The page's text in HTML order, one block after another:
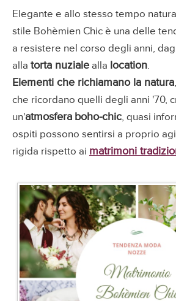
Elegante e allo stesso tempo
stile Bohèmien Chic è una delle
a resistere nel corso degli anni,
alla torta nuziale alla location.
Elementi che richiamano la natura
che ricordano quelli degli anni '70,
un'atmosfera boho-chic, quasi
ospiti possono sentirsi a proprio
rigida rispetto ai matrimoni